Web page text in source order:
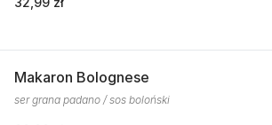
Makaron Bolognese
ser grana padano / sos boloński